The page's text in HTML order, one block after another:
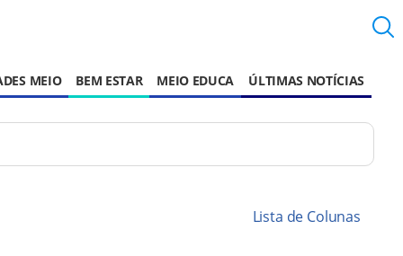
MEIO BEM ESTAR MEIO EDUCA ÚLTIMAS NOTÍCIAS
Lista de Colunas